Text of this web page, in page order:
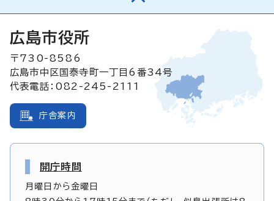
広島市役所
〒730-8586
広島市中区国泰寺町一丁目6番34号
代表電話：082-245-2111
庁舎案内
開庁時間
月曜日から金曜日